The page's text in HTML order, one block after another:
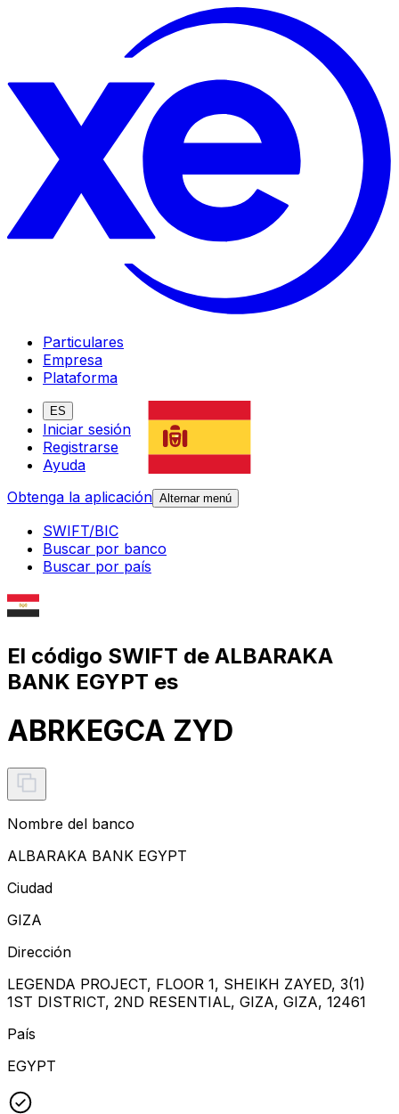
Particulares
Empresa
Plataforma
ES
Iniciar sesión
Registrarse
Ayuda
Obtenga la aplicación Alternar menú
SWIFT/BIC
Buscar por banco
Buscar por país
El código SWIFT de ALBARAKA
BANK EGYPT es
ABRKEGCA ZYD
Nombre del banco
ALBARAKA BANK EGYPT
Ciudad
GIZA
Dirección
LEGENDA PROJECT, FLOOR 1, SHEIKH ZAYED, 3(1)
1ST DISTRICT, 2ND RESENTIAL, GIZA, GIZA, 12461
País
EGYPT